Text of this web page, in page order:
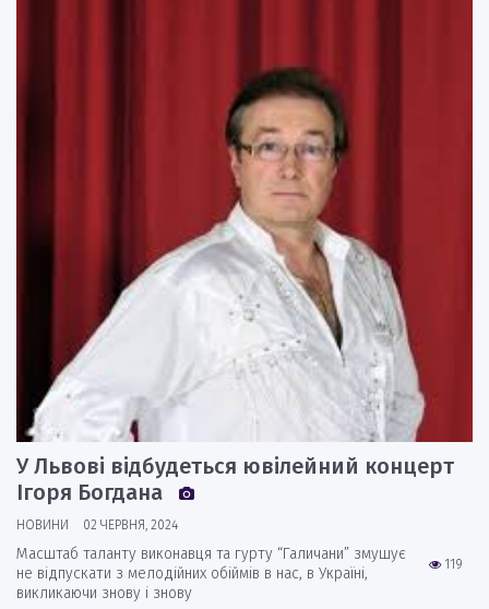
У Львові відбудеться ювілейний концерт
Ігоря Богдана
НОВИНИ 02 ЧЕРВНЯ, 2024
119
Масштаб таланту виконавця та гурту “Галичани” змушує
не відпускати з мелодійних обіймів в нас, в Україні,
викликаючи знову і знову